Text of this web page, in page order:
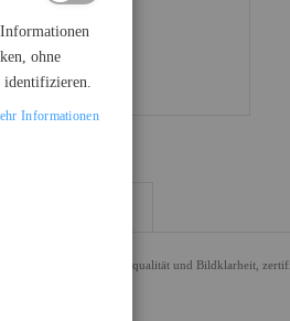
branchenführender Videoqualität und Bildklarheit,
ohne
identifizieren.
Informationen